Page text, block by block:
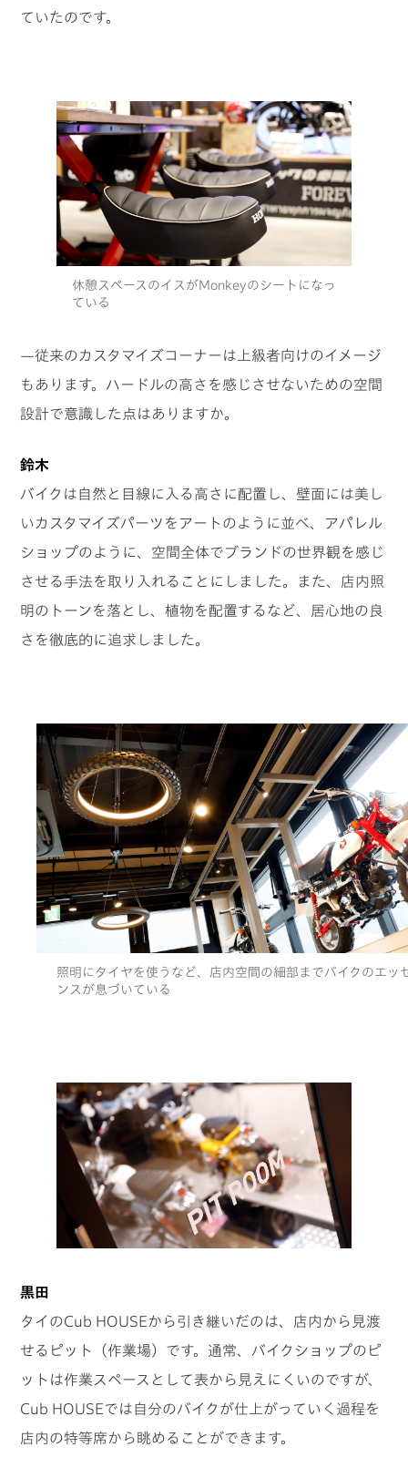
ていたのです。
—従来のカスタマイズコーナーは上級者向けのイメージ
もあります。ハードルの高さを感じさせないための空間
設計で意識した点はありますか。
鈴木
バイクは自然と目線に入る高さに配置し、壁面には美し
いカスタマイズパーツをアートのように並べ、アパレル
ショップのように、空間全体でブランドの世界観を感じ
させる手法を取り入れることにしました。また、店内照
明のトーンを落とし、植物を配置するなど、居心地の良
さを徹底的に追求しました。
休憩スペースのイスがMonkeyのシートになっ
ている
照明にタイヤを使うなど、店内空間の細部までバイクのエッ
ンスが息づいている
黒田
タイのCub HOUSEから引き継いだのは、店内から見渡
せるピット（作業場）です。通常、バイクショップのピ
ットは作業スペースとして表から見えにくいのですが、
Cub HOUSEでは自分のバイクが仕上がっていく過程を
店内の特等席から眺めることができます。